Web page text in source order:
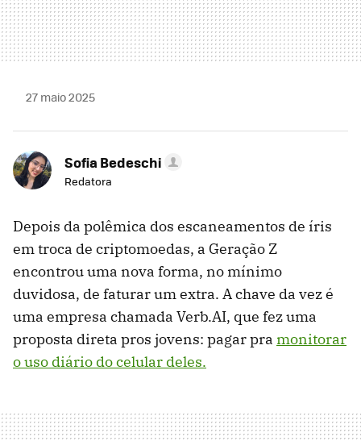
27 maio 2025
Sofia Bedeschi
Redatora
Depois da polêmica dos escaneamentos de íris
em troca de criptomoedas, a Geração Z
encontrou uma nova forma, no mínimo
duvidosa, de faturar um extra. A chave da vez é
uma empresa chamada Verb.AI, que fez uma
proposta direta pros jovens: pagar pra monitorar
o uso diário do celular deles.